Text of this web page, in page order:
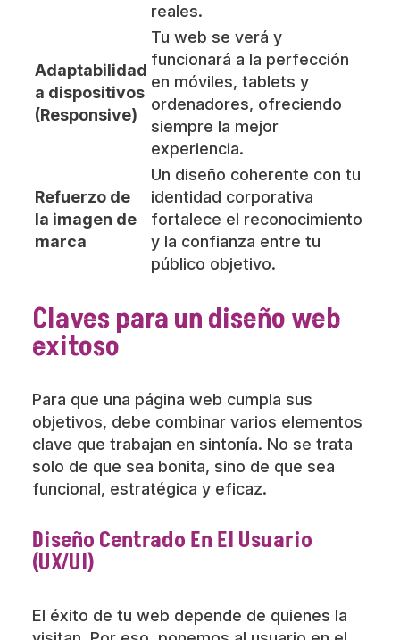
reales.
Adaptabilidad
a dispositivos
(Responsive)
Tu web se verá y
funcionará a la perfección
en móviles, tablets y
ordenadores, ofreciendo
siempre la mejor
experiencia.
Refuerzo de
la imagen de
marca
Un diseño coherente con tu
identidad corporativa
fortalece el reconocimiento
y la confianza entre tu
público objetivo.
Claves para un diseño web
exitoso
Para que una página web cumpla sus
objetivos, debe combinar varios elementos
clave que trabajan en sintonía. No se trata
solo de que sea bonita, sino de que sea
funcional, estratégica y eficaz.
Diseño Centrado En El Usuario
(UX/UI)
El éxito de tu web depende de quienes la